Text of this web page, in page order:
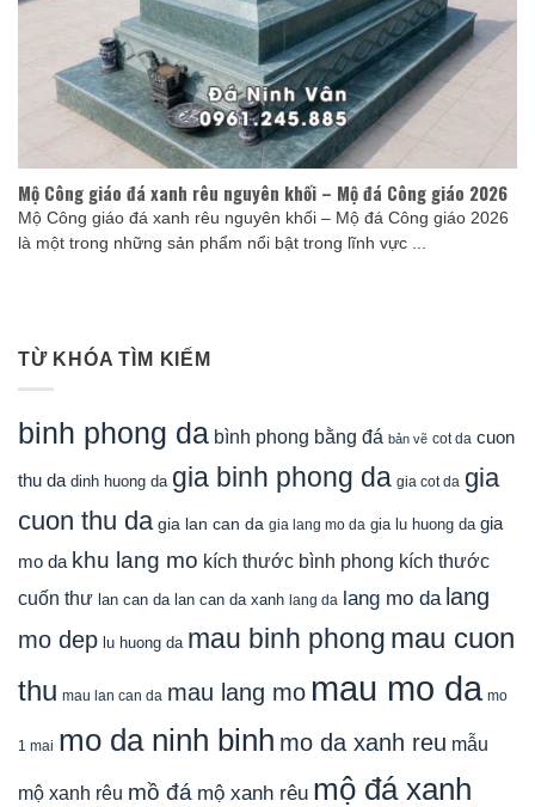
Mộ Công giáo đá xanh rêu nguyên khối – Mộ đá Công giáo 2026
Mộ Công giáo đá xanh rêu nguyên khối – Mộ đá Công giáo 2026
là một trong những sản phẩm nổi bật trong lĩnh vực ...
TỪ KHÓA TÌM KIẾM
binh phong da bình phong bằng đá bản vẽ cot da cuon
thu da dinh huong da gia binh phong da gia cot da gia
cuon thu da gia lan can da gia lang mo da gia lu huong da gia
mo da khu lang mo kích thước bình phong kích thước
cuốn thư lan can da lan can da xanh lang da lang mo da lang
mo dep lu huong da mau binh phong mau cuon
thu mau lan can da mau lang mo mau mo da mo
1 mai mo da ninh binh mo da xanh reu mẫu
mộ xanh rêu mồ đá mộ xanh rêu mộ đá xanh